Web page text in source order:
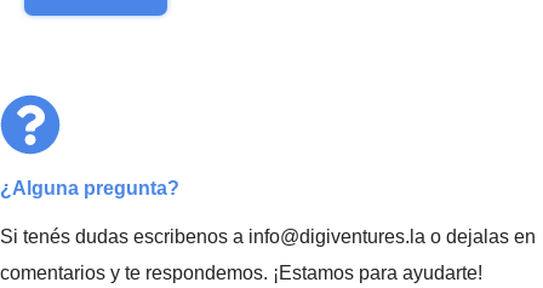
¿Alguna pregunta?
Si tenés dudas escribenos a info@digiventures.la o dejalas en
comentarios y te respondemos. ¡Estamos para ayudarte!